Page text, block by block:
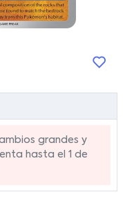
grandes y
hasta el 1 de